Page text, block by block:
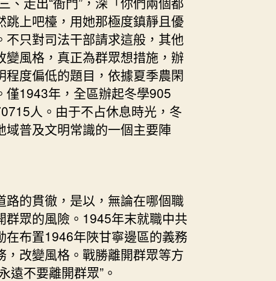
上吧檯，用她那極度鎮靜且優
只對司法干部請求這般，其他
風格，真正為群眾想措施，辦
度偏低的題目，依據夏季農閑
僅1943年，全區辦起冬學905
人。由于不占休息時光，冬
普及文明常識的一個主要陣
的貫徹，是以，無論在哪個職
眾的風險。1945年末就職中共
在布置1946年陜甘寧邊區的義務
改變風格。戰勝離開群眾等方
遠不要離開群眾”。